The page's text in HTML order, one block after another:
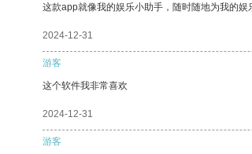
这款app就像我的娱乐小助手，随时随地为我的娱
2024-12-31
游客
这个软件我非常喜欢
2024-12-31
游客